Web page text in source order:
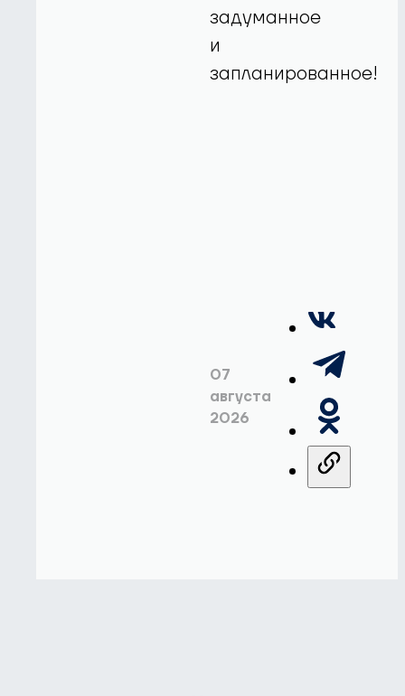
задуманное
и
запланированное!
07
августа
2026